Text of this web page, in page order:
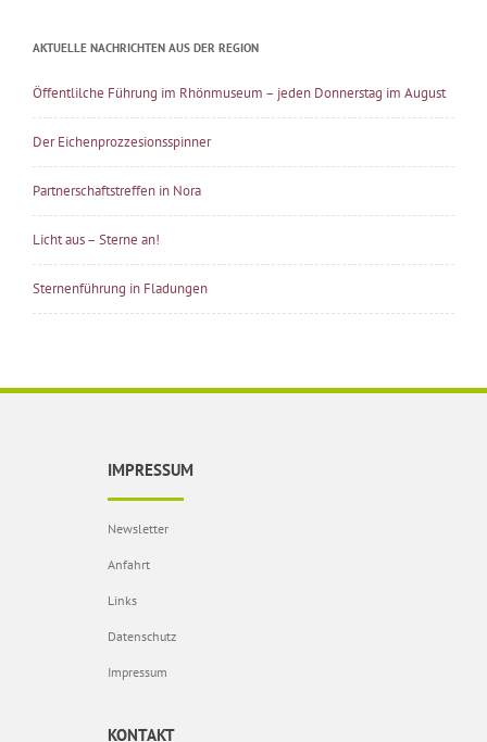
AKTUELLE NACHRICHTEN AUS DER REGION
Öffentlilche Führung im Rhönmuseum – jeden Donnerstag im August
Der Eichenprozzesionsspinner
Partnerschaftstreffen in Nora
Licht aus – Sterne an!
Sternenführung in Fladungen
IMPRESSUM
Newsletter
Anfahrt
Links
Datenschutz
Impressum
KONTAKT